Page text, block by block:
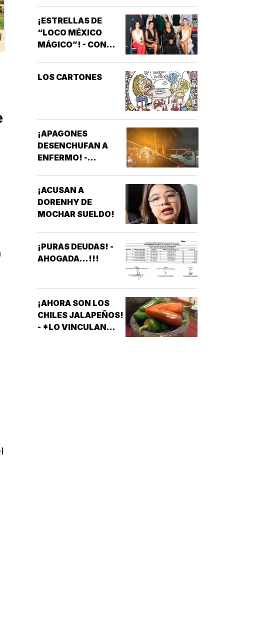
¡ESTRELLAS DE
“LOCO MÉXICO
MÁGICO”! - CON
LOS CARTONES
¡APAGONES
DESENCHUFAN A
ENFERMO! -
DE VERACRUZ
DENUNCIAN
APAGONES
AFECTAN
ELEVADORES,
APARATOS
ELÉCTRICOS
¡ACUSAN A
DORENHY DE
MOCHAR SUELDO!
¡PURAS DEUDAS! -
AHOGADA...!!!
¡AHORA SON LOS
CHILES JALAPEÑOS!
- *LO VINCULAN